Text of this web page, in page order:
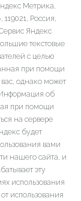
Метрика,
Россия,
Яндекс
текстовые
с целью
при помощи
однако может
об
при помощи
на сервере
будет
вами
нашего сайта, и
эту
использования
использования